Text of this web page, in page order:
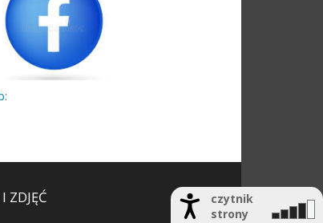
:
ZDJĘĆ
czytnik
strony